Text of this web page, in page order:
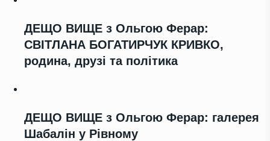
ДЕЩО ВИЩЕ з Ольгою Ферар:
СВІТЛАНА БОГАТИРЧУК КРИВКО,
родина, друзі та політика
ДЕЩО ВИЩЕ з Ольгою Ферар: галерея
Шабалін у Рівному